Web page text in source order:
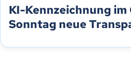
KI-Kennzeichnung
Sonntag neue